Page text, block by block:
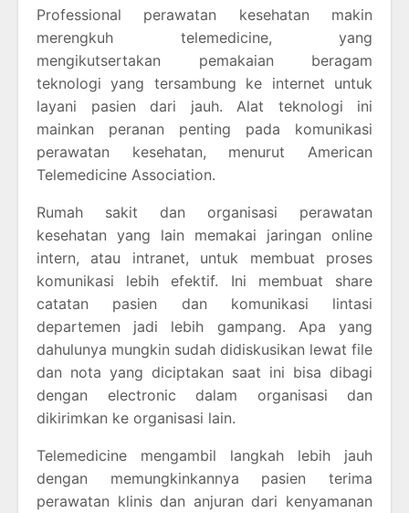
Professional perawatan kesehatan makin
merengkuh telemedicine, yang
mengikutsertakan pemakaian beragam
teknologi yang tersambung ke internet untuk
layani pasien dari jauh. Alat teknologi ini
mainkan peranan penting pada komunikasi
perawatan kesehatan, menurut American
Telemedicine Association.
Rumah sakit dan organisasi perawatan
kesehatan yang lain memakai jaringan online
intern, atau intranet, untuk membuat proses
komunikasi lebih efektif. Ini membuat share
catatan pasien dan komunikasi lintasi
departemen jadi lebih gampang. Apa yang
dahulunya mungkin sudah didiskusikan lewat file
dan nota yang diciptakan saat ini bisa dibagi
dengan electronic dalam organisasi dan
dikirimkan ke organisasi lain.
Telemedicine mengambil langkah lebih jauh
dengan memungkinkannya pasien terima
perawatan klinis dan anjuran dari kenyamanan